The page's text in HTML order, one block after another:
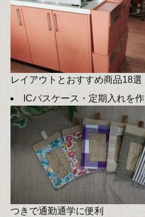
レイアウトとおすすめ商品18選
ICパスケース・定期入れを
つきで通勤通学に便利